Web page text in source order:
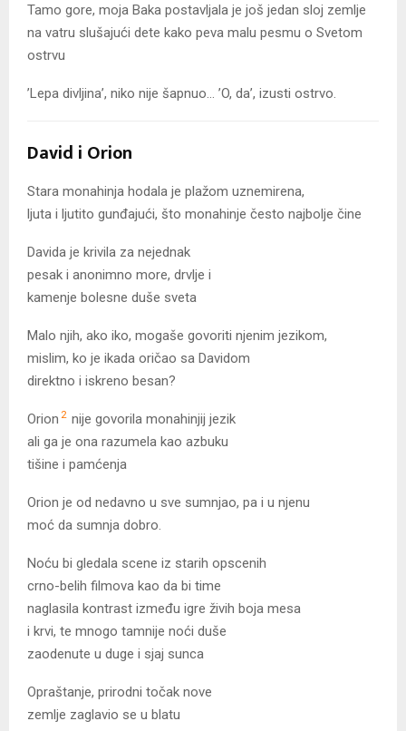
Tamo gore, moja Baka postavljala je još jedan sloj zemlje
na vatru slušajući dete kako peva malu pesmu o Svetom
ostrvu
’Lepa divljina’, niko nije šapnuo… ’O, da’, izusti ostrvo.
David i Orion
Stara monahinja hodala je plažom uznemirena,
ljuta i ljutito gunđajući, što monahinje često najbolje čine
Davida je krivila za nejednak
pesak i anonimno more, drvlje i
kamenje bolesne duše sveta
Malo njih, ako iko, mogaše govoriti njenim jezikom,
mislim, ko je ikada oričao sa Davidom
direktno i iskreno besan?
Orion 2 nije govorila monahinjij jezik
ali ga je ona razumela kao azbuku
tišine i pamćenja
Orion je od nedavno u sve sumnjao, pa i u njenu
moć da sumnja dobro.
Noću bi gledala scene iz starih opscenih
crno-belih filmova kao da bi time
naglasila kontrast između igre živih boja mesa
i krvi, te mnogo tamnije noći duše
zaodenute u duge i sjaj sunca
Opraštanje, prirodni točak nove
zemlje zaglavio se u blatu